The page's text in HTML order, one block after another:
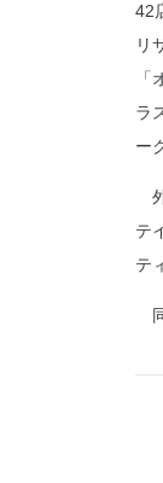
42
リ
ラ
ー
テ
テ